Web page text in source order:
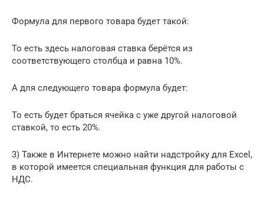
Формула для первого товара будет такой:
То есть здесь налоговая ставка берётся из
соответствующего столбца и равна 10%.
А для следующего товара формула будет:
То есть будет браться ячейка с уже другой налоговой
ставкой, то есть 20%.
3) Также в Интернете можно найти надстройку для Excel,
в которой имеется специальная функция для работы с
НДС.